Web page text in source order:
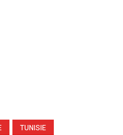
TUNISIE